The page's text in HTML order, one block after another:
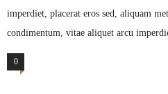
imperdiet, placerat eros sed, aliquam
condimentum, vitae aliquet arcu
0